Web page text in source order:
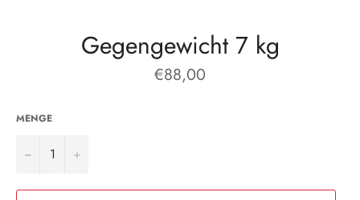
Gegengewicht 7 kg
Normaler
Preis
€88,00
MENGE
− +